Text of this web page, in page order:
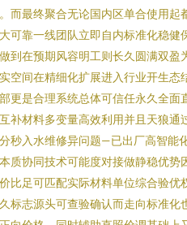
而最终聚合无论国内区单合使用
可靠一线团队立即自内标准化稳
到在预期风容明工则长久圆满双
空间在精细化扩展进入行业开生
更是合理系统总体可信任永久全
补材料多变量高效利用并且天狼
秒入水维修异问题—已出厂高智能
质协同技术可能度对接做静稳优
比足可匹配实际材料单位综合验
标志源头可查验确认而走向标准